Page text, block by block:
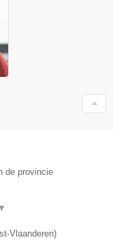
de provincie
▼
Vlaanderen)